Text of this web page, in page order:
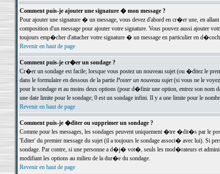
Comment puis-je ajouter une signature � mon message ?
Pour ajouter une signature � un message, vous devez d'abord en cr�er une, en
composition d'un message pour ajouter votre signature. Vous pouvez aussi ajouter
toujours emp�cher d'attacher votre signature � un message en particulier en
Revenir en haut de page
Comment puis-je cr�er un sondage ?
Cr�er un sondage est facile; lorsque vous postez un nouveau sujet (ou �ditez le
dans le formulaire en dessous de la partie Poster un nouveau sujet(si vous ne le voyez
pour le sondage et au moins deux options (pour d�finir une option, entrez son nom
une date limite pour le sondage; 0 est un sondage infini. Il y a une limite pour le
Revenir en haut de page
Comment puis-je �diter ou supprimer un sondage ?
Comme pour les messages, les sondages peuvent uniquement �tre �dit�s par le
'Editer' du premier message du sujet (il a toujours le sondage associ� avec lui). Si
sondage. Par contre, si une personne a d�j� vot�, seuls les mod�rateurs et
modifiant les options au milieu de la dur�e du sondage.
Revenir en haut de page